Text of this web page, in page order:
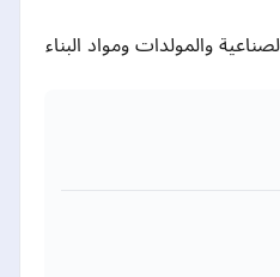
والمولدات ومواد البناء